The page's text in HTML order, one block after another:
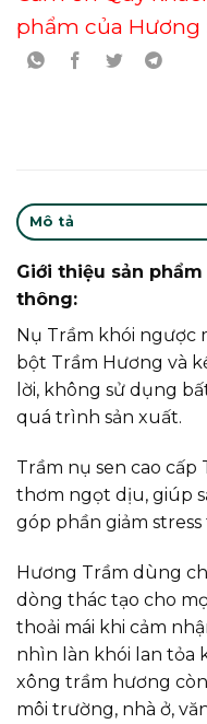
phẩm của Hương
Mô tả
Giới thiệu sản
thông:
Nụ Trầm khói ngược
bột Trầm Hương và
lời, không sử dụng
quá trình sản xuất.
Trầm nụ sen cao
thơm ngọt dịu, giúp
góp phần giảm
Hương Trầm dùng
dòng thác tạo cho
thoải mái khi cảm
nhìn làn khói lan tỏa
xông trầm hương
môi trường, nhà ở,